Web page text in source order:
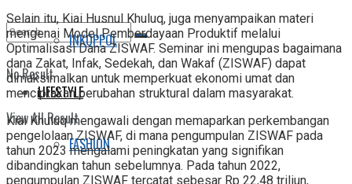
No Result
View All Result
INKOPPOL
LIFESTYLE
FASHION
Selain itu, Kiai Husnul Khuluq, juga menyampaikan materi
mengenai Model Pemberdayaan Produktif melalui
Optimalisasi Dana ZISWAF. Seminar ini mengupas bagaimana
dana Zakat, Infak, Sedekah, dan Wakaf (ZISWAF) dapat
dimaksimalkan untuk memperkuat ekonomi umat dan
menciptakan perubahan struktural dalam masyarakat.
Kiai Khuluq mengawali dengan memaparkan perkembangan
pengelolaan ZISWAF, di mana pengumpulan ZISWAF pada
tahun 2023 mengalami peningkatan yang signifikan
dibandingkan tahun sebelumnya. Pada tahun 2022,
pengumpulan ZISWAF tercatat sebesar Rp 22,48 triliun,